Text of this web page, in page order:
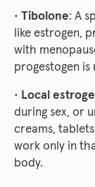
• Tibolone: A
like estrogen,
with
progestogen is
• Local
during sex, or
creams,
work only in
body.